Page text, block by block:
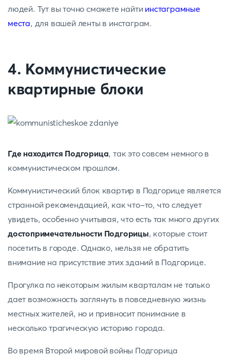
людей. Тут вы точно сможете найти инстаграмные
места, для вашей ленты в инстаграм.
4. Коммунистические
квартирные блоки
Где находится Подгорица, так это совсем немного в
коммунистическом прошлом.
Коммунистический блок квартир в Подгорице является
странной рекомендацией, как что-то, что следует
увидеть, особенно учитывая, что есть так много других
достопримечательности Подгорицы, которые стоит
посетить в городе. Однако, нельзя не обратить
внимание на присутствие этих зданий в Подгорице.
Прогулка по некоторым жилым кварталам не только
дает возможность заглянуть в повседневную жизнь
местных жителей, но и привносит понимание в
несколько трагическую историю города.
Во время Второй мировой войны Подгорица